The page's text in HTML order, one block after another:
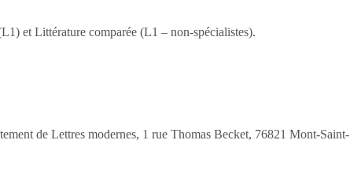
et Littérature comparée (L1 – non-spécialistes).
de Lettres modernes, 1 rue Thomas Becket, 76821 Mont-Saint-